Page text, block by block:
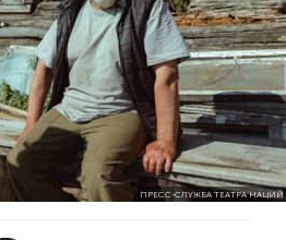
ПРЕСС-СЛУЖБА ТЕАТРА НАЦИЙ